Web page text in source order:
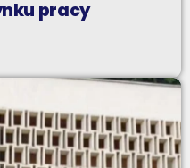
pracy